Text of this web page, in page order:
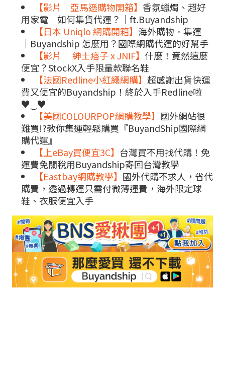
【影片｜亞馬遜購物開箱】 香氛蠟燭、超好
用家電｜如何集貨代運？｜ft.Buyandship
【日本 Uniqlo 網購開箱】 海外購物．集運
│Buyandship 怎麼用？國際網購代運的好幫手
【影片｜ 紳士痞子 x JNIF】 什麼！竟然這麼
便宜？StockX入手限量款聯名鞋
【法國Redline小紅繩網購】 超感謝出貨快運
費又便宜的Buyandship！終於入手Redline啦
♥‿♥
【美國COLOURPOP網購教學】 國外網站很
難買!?教你集運輕鬆購買『BuyandShip國際網
購代運』
【上eBay買便宜3C】 台灣買不用找代購！免
運費免關稅用Buyandship寄回台灣教學
【Eastbay網購教學】 國外代購不求人，省代
購費，透過轉運只需付微薄運費，海外限定球
鞋、衣服便宜入手